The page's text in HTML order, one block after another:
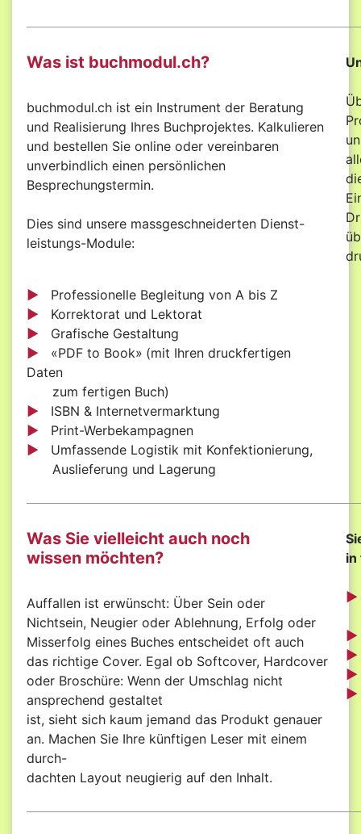
Was ist buchmodul.ch?
buchmodul.ch ist ein Instrument der Beratung
und Realisierung Ihres Buchprojektes. Kalkulieren
und bestellen Sie online oder vereinbaren
unverbindlich einen persönlichen
Besprechungstermin.
Dies sind unsere massgeschneiderten Dienst-
leistungs-Module:
► Professionelle Begleitung von A bis Z
► Korrektorat und Lektorat
► Grafische Gestaltung
► «PDF to Book» (mit Ihren druckfertigen
Daten
zum fertigen Buch)
► ISBN & Internetvermarktung
► Print-Werbekampagnen
► Umfassende Logistik mit Konfektionierung,
Auslieferung und Lagerung
Was Sie vielleicht auch noch
wissen möchten?
Auffallen ist erwünscht: Über Sein oder
Nichtsein, Neugier oder Ablehnung, Erfolg oder
Misserfolg eines Buches entscheidet oft auch
das richtige Cover. Egal ob Softcover, Hardcover
oder Broschüre: Wenn der Umschlag nicht
ansprechend gestaltet
ist, sieht sich kaum jemand das Produkt genauer
an. Machen Sie Ihre künftigen Leser mit einem
durch-
dachten Layout neugierig auf den Inhalt.
in
►
►
►
►
►